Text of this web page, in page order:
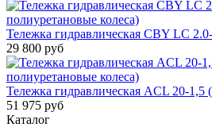
Тележка гидравлическая CBY LC
29 800 руб
Тележка гидравлическая ACL 20-1,5
51 975 руб
Каталог